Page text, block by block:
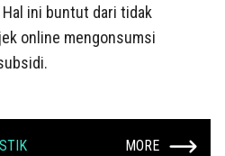
Hal ini buntut dari tidak
online mengonsumsi
MORE